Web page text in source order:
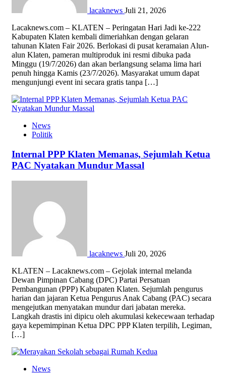
lacaknews Juli 21, 2026
Lacaknews.com – KLATEN – Peringatan Hari Jadi ke-222
Kabupaten Klaten kembali dimeriahkan dengan gelaran
tahunan Klaten Fair 2026. Berlokasi di pusat keramaian Alun-
alun Klaten, pameran multiproduk ini resmi dibuka pada
Minggu (19/7/2026) dan akan berlangsung selama lima hari
penuh hingga Kamis (23/7/2026). Masyarakat umum dapat
mengunjungi event ini secara gratis tanpa […]
News
Politik
Internal PPP Klaten Memanas, Sejumlah Ketua
PAC Nyatakan Mundur Massal
lacaknews Juli 20, 2026
KLATEN – Lacaknews.com – Gejolak internal melanda
Dewan Pimpinan Cabang (DPC) Partai Persatuan
Pembangunan (PPP) Kabupaten Klaten. Sejumlah pengurus
harian dan jajaran Ketua Pengurus Anak Cabang (PAC) secara
mengejutkan menyatakan mundur dari jabatan mereka.
Langkah drastis ini dipicu oleh akumulasi kekecewaan terhadap
gaya kepemimpinan Ketua DPC PPP Klaten terpilih, Legiman,
[…]
News